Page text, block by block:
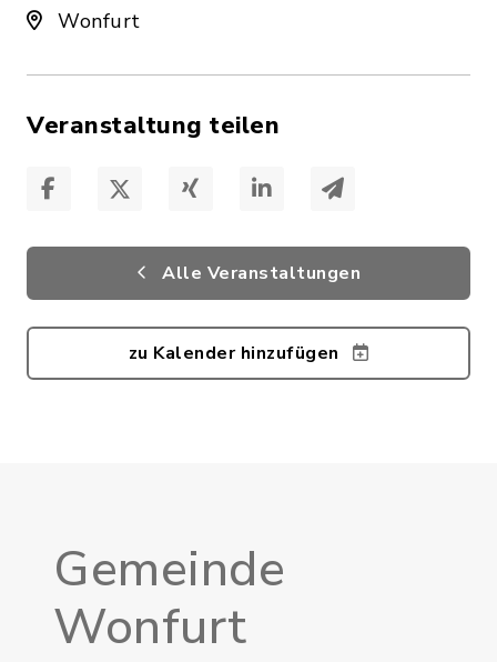
Wonfurt
Veranstaltung teilen
Alle Veranstaltungen
zu Kalender hinzufügen
Gemeinde
Wonfurt